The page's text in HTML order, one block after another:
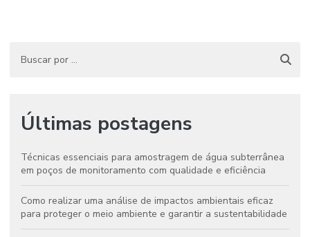
Últimas postagens
Técnicas essenciais para amostragem de água subterrânea
em poços de monitoramento com qualidade e eficiência
Como realizar uma análise de impactos ambientais eficaz
para proteger o meio ambiente e garantir a sustentabilidade